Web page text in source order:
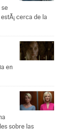
se
cerca de la
en
sobre las